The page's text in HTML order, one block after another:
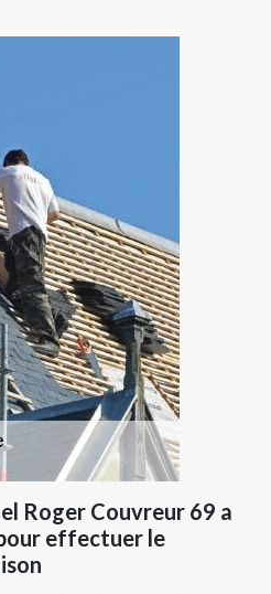
Roger Couvreur 69 a
effectuer le